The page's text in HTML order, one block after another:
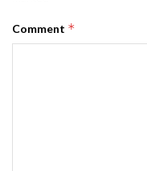
Comment *